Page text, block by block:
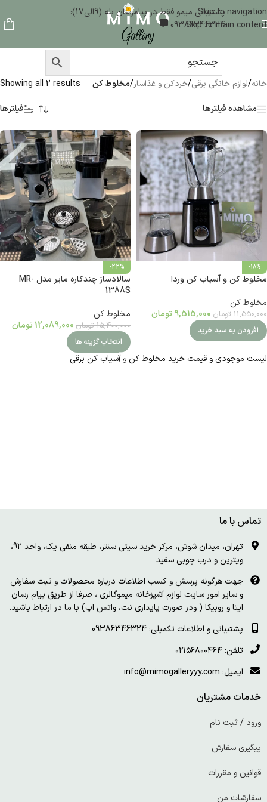
Skip to navigation
Skip to main content
پشتیبانی میمو فقط در پیامرسان بله (9الی17):
09386346324
خانه/لوازم خانگی برقی/خردکن و غذاساز/مخلوط کن
Showing all 2 results
مشاهده فیلترها
فیلترها
-18%
مخلوط کن و آسیاب کن وردا
مخلوط کن
11,550,000 تومان 9,515,000 تومان
افزودن به سبد خرید
-22%
سالادساز چندکاره مایر مدل MR-
1388S
مخلوط کن
15,400,000 تومان 12,089,000 تومان
انتخاب گزینه ها
لیست موجودی و قیمت خرید مخلوط کن و آسیاب کن برقی
تماس با ما
تهران، میدان شوش، مرکز خرید سیتی سنتر، طبقه منفی یک، واحد 92،
ویترین و درب چوبی سفید
جهت هرگونه پرسش و کسب اطلاعات درباره محصولات و ثبت سفارش
و سایر امور سایت لوازم آشپزخانه میموگالری ، صرفا از طریق پیام رسان
ایتا و روبیکا ( ودر صورت پایداری نت، واتس اپ) با ما در ارتباط باشید.
پشتیبانی و اطلاعات تکمیلی: 09386346324
تلفن: ۰۲۱۵۶۸۰۰۴۶۴
ایمیل: info@mimogalleryyy.com
خدمات مشتریان
ورود / ثبت نام
پیگیری سفارش
قوانین و مقررات
سفارشات من